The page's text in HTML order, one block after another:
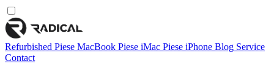
Refurbished Piese MacBook Piese iMac Piese iPhone Blog Service
Contact